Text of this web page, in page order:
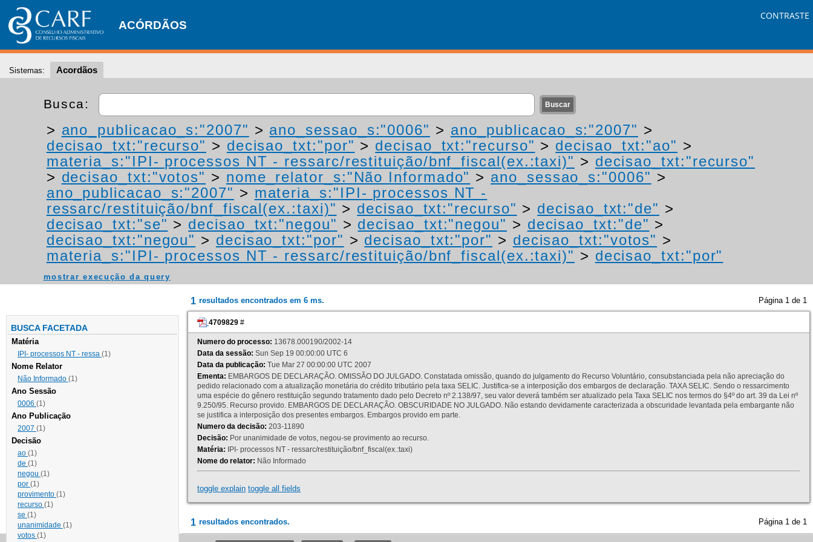
ACÓRDÃOS
CONTRASTE
Sistemas: Acordãos
Busca:
> ano_publicacao_s:"2007" > ano_sessao_s:"0006" > ano_publicacao_s:"2007" >
decisao_txt:"recurso" > decisao_txt:"por" > decisao_txt:"recurso" > decisao_txt:"ao" >
materia_s:"IPI- processos NT - ressarc/restituição/bnf_fiscal(ex.:taxi)" > decisao_txt:"recurso"
> decisao_txt:"votos" > nome_relator_s:"Não Informado" > ano_sessao_s:"0006" >
ano_publicacao_s:"2007" > materia_s:"IPI- processos NT -
ressarc/restituição/bnf_fiscal(ex.:taxi)" > decisao_txt:"recurso" > decisao_txt:"de" >
decisao_txt:"se" > decisao_txt:"negou" > decisao_txt:"negou" > decisao_txt:"de" >
decisao_txt:"negou" > decisao_txt:"por" > decisao_txt:"por" > decisao_txt:"votos" >
materia_s:"IPI- processos NT - ressarc/restituição/bnf_fiscal(ex.:taxi)" > decisao_txt:"por"
mostrar execução da query
BUSCA FACETADA
Matéria
IPI- processos NT - ressa (1)
Nome Relator
Não Informado (1)
Ano Sessão
0006 (1)
Ano Publicação
2007 (1)
Decisão
ao (1)
de (1)
negou (1)
por (1)
provimento (1)
recurso (1)
se (1)
unanimidade (1)
votos (1)
1 resultados encontrados em 6 ms. Página 1 de 1
4709829 #
Numero do processo: 13678.000190/2002-14
Data da sessão: Sun Sep 19 00:00:00 UTC 6
Data da publicação: Tue Mar 27 00:00:00 UTC 2007
Ementa: EMBARGOS DE DECLARAÇÃO. OMISSÃO DO JULGADO. Constatada omissão, quando do julgamento do Recurso Voluntário, consubstanciada pela não apreciação do
pedido relacionado com a atualização monetária do crédito tributário pela taxa SELIC. Justifica-se a interposição dos embargos de declaração. TAXA SELIC. Sendo o ressarcimento
uma espécie do gênero restituição segundo tratamento dado pelo Decreto nº 2.138/97, seu valor deverá também ser atualizado pela Taxa SELIC nos termos do §4º do art. 39 da Lei nº
9.250/95. Recurso provido. EMBARGOS DE DECLARAÇÃO. OBSCURIDADE NO JULGADO. Não estando devidamente caracterizada a obscuridade levantada pela embargante não
se justifica a interposição dos presentes embargos. Embargos provido em parte.
Numero da decisão: 203-11890
Decisão: Por unanimidade de votos, negou-se provimento ao recurso.
Matéria: IPI- processos NT - ressarc/restituição/bnf_fiscal(ex.:taxi)
Nome do relator: Não Informado
toggle explain toggle all fields
1 resultados encontrados. Página 1 de 1